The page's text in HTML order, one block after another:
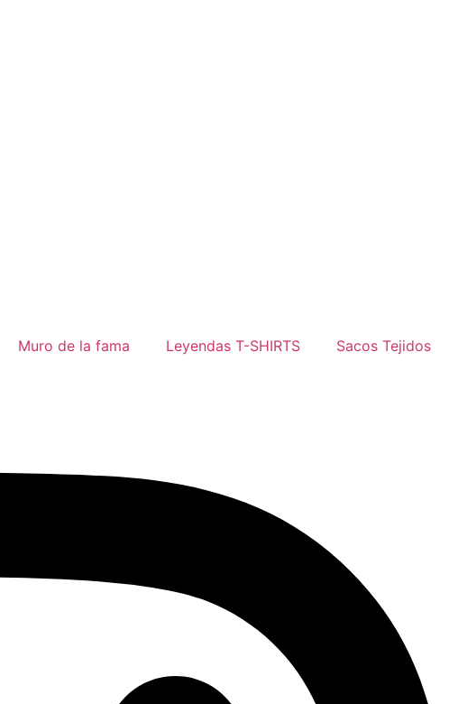
Muro de la fama Leyendas T-SHIRTS Sacos Tejidos